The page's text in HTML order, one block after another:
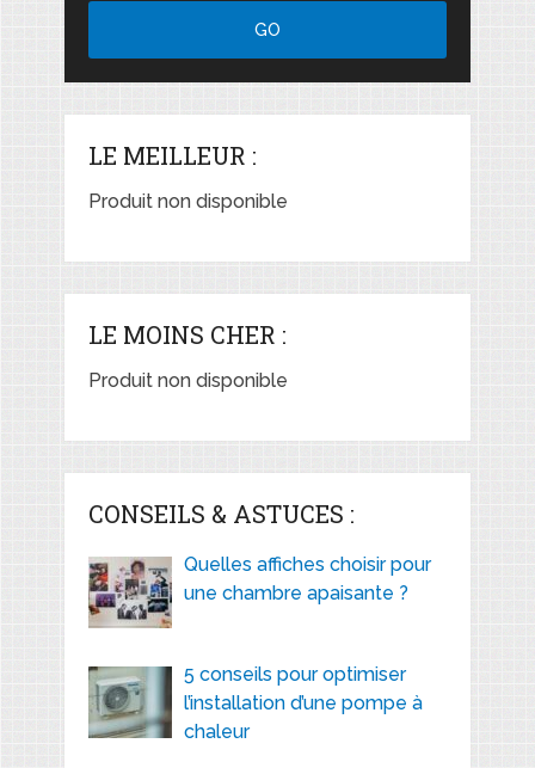
LE MEILLEUR :
Produit non disponible
LE MOINS CHER :
Produit non disponible
CONSEILS & ASTUCES :
Quelles affiches choisir pour
une chambre apaisante ?
5 conseils pour optimiser
l’installation d’une pompe à
chaleur